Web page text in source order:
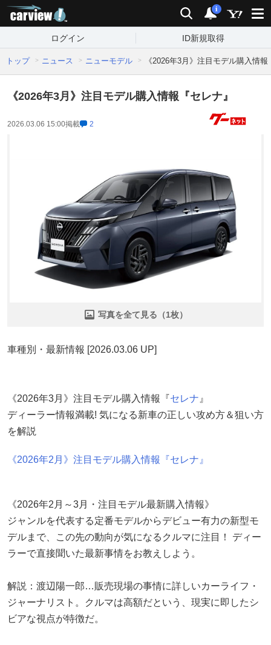
検索 通知
i
ログイン ID新規取得
トップ ニュース ニューモデル 《2026年3月》注目モデル購入情
《2026年3月》注目モデル購入情報『セレナ』
2026.03.06 15:00掲載 2
写真を全て見る（1枚）
車種別・最新情報 [2026.03.06 UP]
《2026年3月》注目モデル購入情報『セレナ 』
ディーラー情報満載! 気になる新車の正しい攻め方＆狙い方
を解説
《2026年2月》注目モデル購入情報『セレナ』
《2026年2月～3月・注目モデル最新購入情報》
ジャンルを代表する定番モデルからデビュー有力の新型モ
デルまで、この先の動向が気になるクルマに注目！ ディー
ラーで直接聞いた最新事情をお教えしよう。
解説：渡辺陽一郎…販売現場の事情に詳しいカーライフ・
ジャーナリスト。クルマは高額だという、現実に即したシ
ビアな視点が特徴だ。